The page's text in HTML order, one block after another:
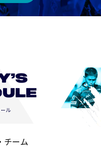
ル
チーム